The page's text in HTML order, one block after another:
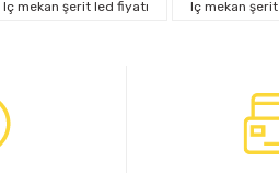
Iç mekan şerit led fiyatı Iç mekan şerit